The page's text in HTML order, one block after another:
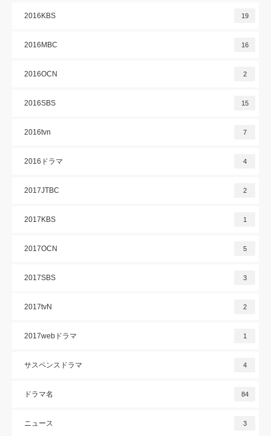
2016KBS 19
2016MBC 16
2016OCN 2
2016SBS 15
2016tvn 7
2016ドラマ 4
2017JTBC 2
2017KBS 1
2017OCN 5
2017SBS 3
2017tvN 2
2017webドラマ 1
サスペンスドラマ 4
ドラマ名 84
ニュース 3